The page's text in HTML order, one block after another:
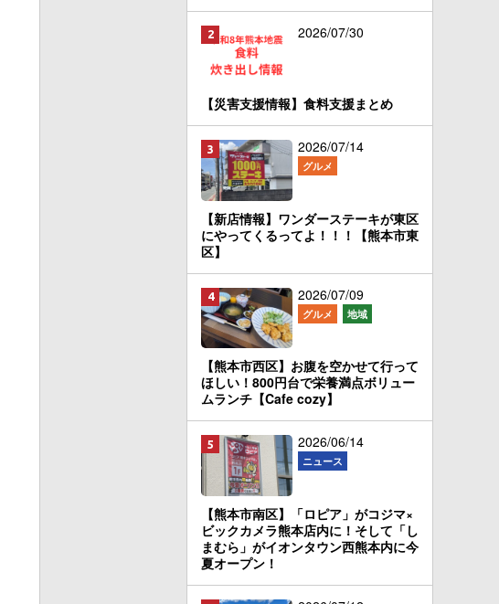
2026/07/30
【災害支援情報】食料支援まとめ
2026/07/14
グルメ
【新店情報】ワンダーステーキが東区
にやってくるってよ！！！【熊本市東
区】
2026/07/09
グルメ 地域
【熊本市西区】お腹を空かせて行って
ほしい！800円台で栄養満点ボリュー
ムランチ【Cafe cozy】
2026/06/14
ニュース
【熊本市南区】「ロピア」がコジマ×
ビックカメラ熊本店内に！そして「し
まむら」がイオンタウン西熊本内に今
夏オープン！